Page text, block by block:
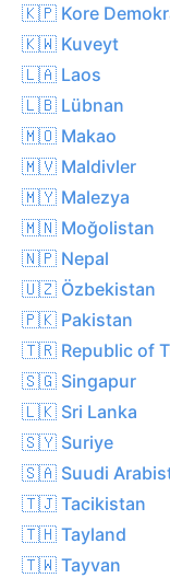
🇰🇵 Kore
🇰🇼 Kuveyt
🇱🇦 Laos
🇱🇧 Lübnan
🇲🇴 Makao
🇲🇻 Maldivler
🇲🇾 Malezya
🇲🇳 Moğolistan
🇳🇵 Nepal
🇺🇿 Özbekistan
🇵🇰 Pakistan
🇹🇷 Republic of
🇸🇬 Singapur
🇱🇰 Sri Lanka
🇸🇾 Suriye
🇸🇦 Suudi
🇹🇯 Tacikistan
🇹🇭 Tayland
🇹🇼 Tayvan